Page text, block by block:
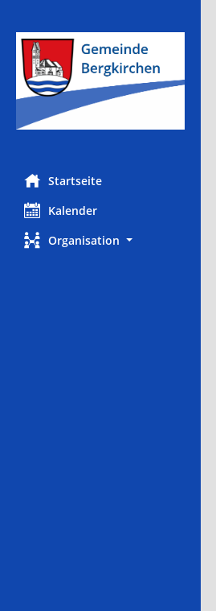
Startseite
Kalender
Organisation